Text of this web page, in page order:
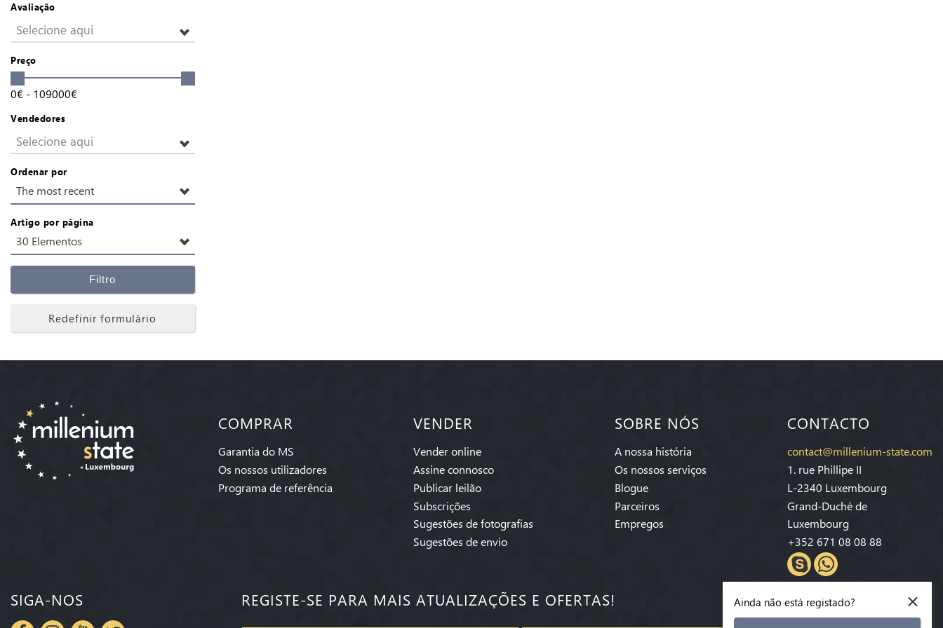
Avaliação
Selecione aqui
Preço
0€ - 109000€
Vendedores
Selecione aqui
Ordenar por
The most recent
Artigo por página
30 Elementos
Filtro
Redefinir formulário
COMPRAR
Garantia do MS
Os nossos utilizadores
Programa de referência
VENDER
Vender online
Assine connosco
Publicar leilão
Subscrições
Sugestões de fotografias
Sugestões de envio
SOBRE NÓS
A nossa história
Os nossos serviços
Blogue
Parceiros
Empregos
CONTACTO
contact@millenium-state.com
1. rue Phillipe II
L-2340 Luxembourg
Grand-Duché de
Luxembourg
+352 671 08 08 88
SIGA-NOS REGISTE-SE PARA MAIS ATUALIZAÇÕES E OFERTAS! ×
Ainda não está registado?